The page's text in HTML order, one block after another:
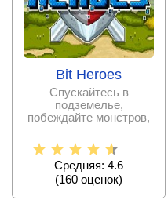
Bit Heroes
Спускайтесь в
подземелье,
побеждайте монстров,
сокровища,
Средняя: 4.6
(160 оценок)